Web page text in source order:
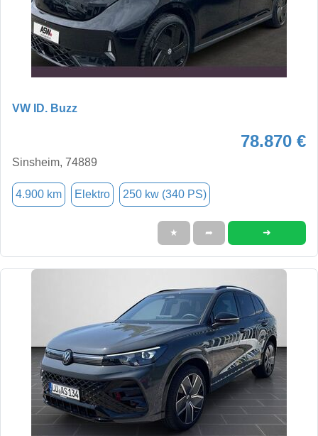
VW ID. Buzz
78.870 €
Sinsheim, 74889
4.900 km Elektro 250 kw (340 PS)
★ ➦ ➜